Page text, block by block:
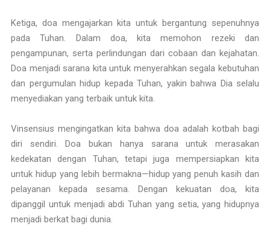
Ketiga, doa mengajarkan kita untuk bergantung sepenuhnya
pada Tuhan. Dalam doa, kita memohon rezeki dan
pengampunan, serta perlindungan dari cobaan dan kejahatan.
Doa menjadi sarana kita untuk menyerahkan segala kebutuhan
dan pergumulan hidup kepada Tuhan, yakin bahwa Dia selalu
menyediakan yang terbaik untuk kita.
Vinsensius mengingatkan kita bahwa doa adalah kotbah bagi
diri sendiri. Doa bukan hanya sarana untuk merasakan
kedekatan dengan Tuhan, tetapi juga mempersiapkan kita
untuk hidup yang lebih bermakna—hidup yang penuh kasih dan
pelayanan kepada sesama. Dengan kekuatan doa, kita
dipanggil untuk menjadi abdi Tuhan yang setia, yang hidupnya
menjadi berkat bagi dunia.